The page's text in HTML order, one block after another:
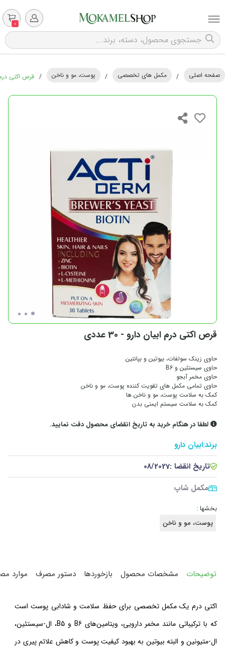
0
صفحه اصلی / مکمل های تخصصی / پوست، مو و ناخن / قرص اکتی درم
قرص اکتی درم ابیان دارو - 30 عددی
حاوی زینک سولفات، بیوتین و بپانتین
حاوی سیستئین و B6
حاوی مخمر آبجو
حاوی تمامی مکمل های تقویت کننده پوست، مو و ناخن
کمک به سلامت پوست، مو و ناخن ها
کمک به سلامت سیستم ایمنی بدن
لطفا در هنگام خرید به تاریخ انقضای محصول دقت نمایید.
برند:ابیان دارو
تاریخ انقضا :08/2027
مکمل شاپ
بخشها :
پوست، مو و ناخن
توضیحات مشخصات محصول بازخوردها دستور مصرف موارد
اکتی درم یک مکمل تخصصی برای حفظ سلامت و شادابی پوست است
که با ترکیباتی مانند مخمر دارویی، ویتامین‌های B6 و B5، ال-سیستئین،
ال-متیونین و البته بیوتین به بهبود کیفیت پوست و کاهش علائم پیری در